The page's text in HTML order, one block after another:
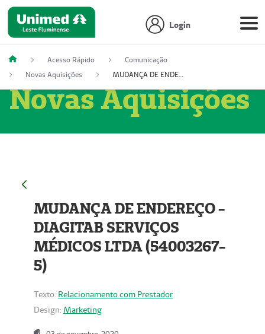
Login
Acesso Rápido
Comunicação
Novas Aquisições
MUDANÇA DE ENDEREÇO - DIAGITAB SERVIÇOS MÉDICOS LTDA (54003267-5)
Novas Aquisições
MUDANÇA DE ENDEREÇO -
DIAGITAB SERVIÇOS
MÉDICOS LTDA (54003267-
5)
Texto: Relacionamento com Prestador
Design: Marketing